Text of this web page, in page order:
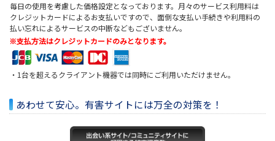
毎日の使用を考慮した価格設定となっております。月々のサービス利用料は
クレジットカードによるお支払いですので、面倒な支払い手続きや利用料の
払い忘れによるサービスの中断などもございません。
※支払方法はクレジットカードのみとなります。
・1台を超えるクライアント機器では同時にご利用いただけません。
あわせて安心。有害サイトには万全の対策を！